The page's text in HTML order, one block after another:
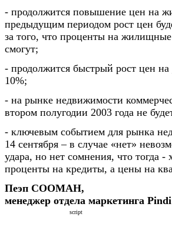
- продолжится повышение цен на
предыдущим периодом рост цен
за того, что проценты на
смогут;
- продолжится быстрый рост цен
10%;
- на рынке недвижимости
втором полугодии 2003 года не
- ключевым событием для рынка
14 сентября – в случае «нет»
удара, но нет сомнения, что тогда
проценты на кредиты, а цены на
Пеэп СООМАН,
менеджер отдела маркетинга
script